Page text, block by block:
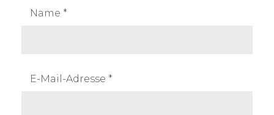
Name *
E-Mail-Adresse *